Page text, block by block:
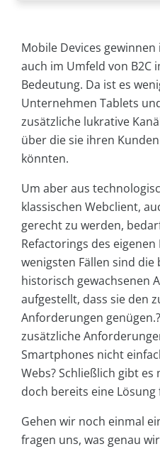
Mobile Devices
auch im Umfeld von B2C
Bedeutung. Da ist es
Unternehmen Tablets
zusätzliche lukrative
über die sie ihren
könnten.
Um aber aus
klassischen Webclient,
gerecht zu werden,
Refactorings des
wenigsten Fällen sind
historisch gewachsenen
aufgestellt, dass sie den
Anforderungen
zusätzliche
Smartphones nicht
Webs? Schließlich gibt es
doch bereits eine
Gehen wir noch einmal
fragen uns, was genau